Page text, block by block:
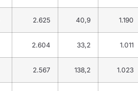
2.625 40,9 1.190
2.604 33,2 1.011
2.567 138,2 1.023